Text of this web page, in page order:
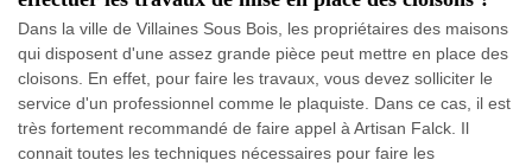
Dans la ville de Villaines Sous Bois, les propriétaires des maisons
qui disposent d'une assez grande pièce peut mettre en place des
cloisons. En effet, pour faire les travaux, vous devez solliciter le
service d'un professionnel comme le plaquiste. Dans ce cas, il est
très fortement recommandé de faire appel à Artisan Falck. Il
connait toutes les techniques nécessaires pour faire les